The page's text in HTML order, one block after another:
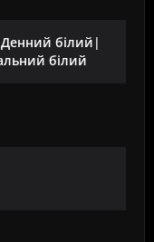
білий|
білий